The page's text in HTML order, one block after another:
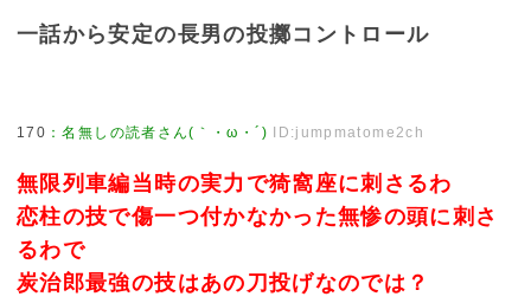
一話から安定の長男の投擲コントロール
170 ：名無しの読者さん(｀・ω・´) ID:jumpmatome2ch
無限列車編当時の実力で猗窩座に刺さるわ
恋柱の技で傷一つ付かなかった無惨の頭に刺さ
るわで
炭治郎最強の技はあの刀投げなのでは？